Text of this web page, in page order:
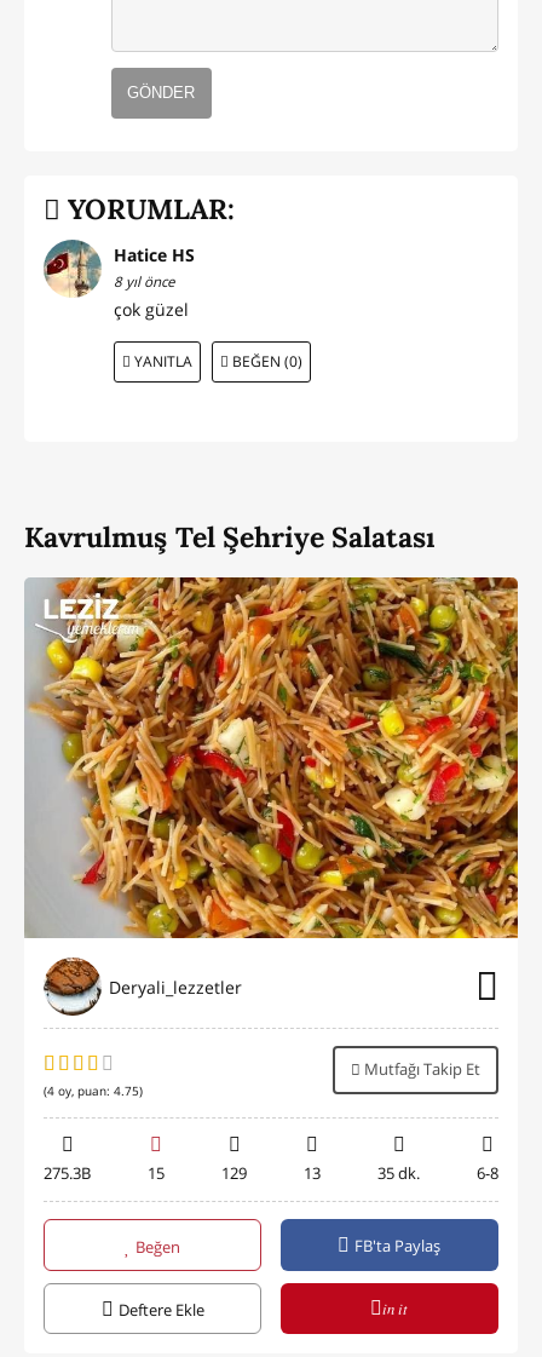
GÖNDER
YORUMLAR:
Hatice HS
8 yıl önce
çok güzel
YANITLA BEĞEN (0)
Kavrulmuş Tel Şehriye Salatası
Deryali_lezzetler
(4 oy, puan: 4.75)
Mutfağı Takip Et
275.3B 15 129 13 35 dk. 6-8
Beğen FB'ta Paylaş
Deftere Ekle in it